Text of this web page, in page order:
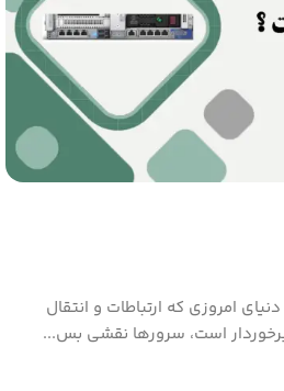
امروزی که ارتباطات و انتقال
است، سرورها نقشی بس...